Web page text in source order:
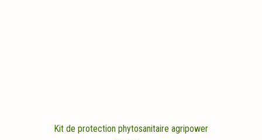
Kit de protection phytosanitaire agripower